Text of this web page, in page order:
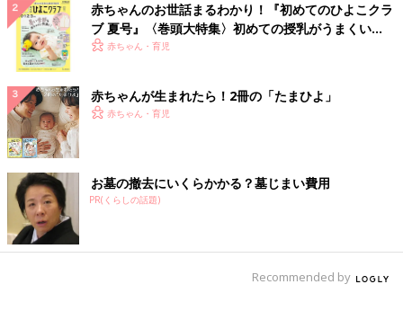
赤ちゃんのお世話まるわかり！『初めてのひよこクラ
ブ 夏号』〈巻頭大特集〉初めての授乳がうまくい
く！ おっぱい・ミルクの基本と夏のトラブル 解決テ
赤ちゃん・育児
赤ちゃんが生まれたら！2冊の「たまひよ」
赤ちゃん・育児
お墓の撤去にいくらかかる？墓じまい費用
PR(くらしの話題)
Recommended by